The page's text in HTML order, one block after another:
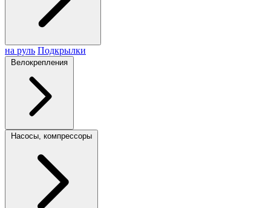
на руль Подкрылки
Велокрепления
Насосы, компрессоры